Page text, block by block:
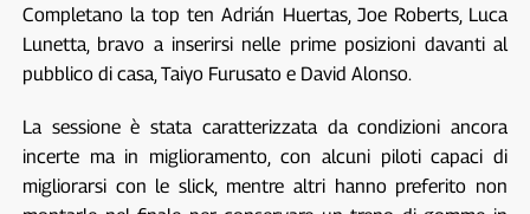
Completano la top ten Adrián Huertas, Joe Roberts, Luca
Lunetta, bravo a inserirsi nelle prime posizioni davanti al
pubblico di casa, Taiyo Furusato e David Alonso.
La sessione è stata caratterizzata da condizioni ancora
incerte ma in miglioramento, con alcuni piloti capaci di
migliorarsi con le slick, mentre altri hanno preferito non